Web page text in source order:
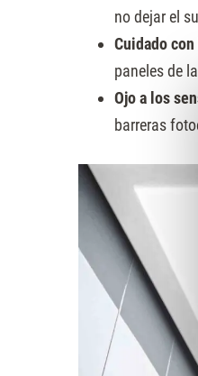
no dejar el
Cuidado
paneles de
Ojo a los
barreras